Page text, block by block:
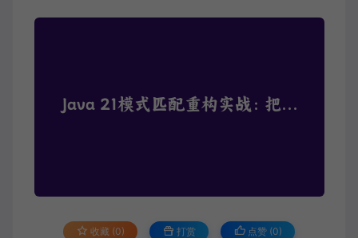
收藏 (0) 打赏 点赞 (0)